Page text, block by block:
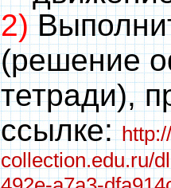
2)
(решение
тетради),
ссылке:
collection.edu.ru/